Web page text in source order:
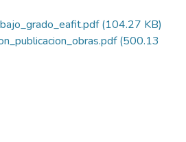
(104.27 KB)
(500.13